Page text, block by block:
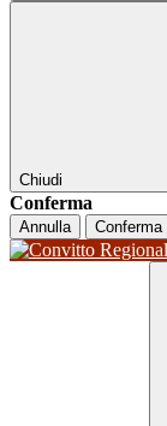
Chiudi
Conferma
Annulla Conferma